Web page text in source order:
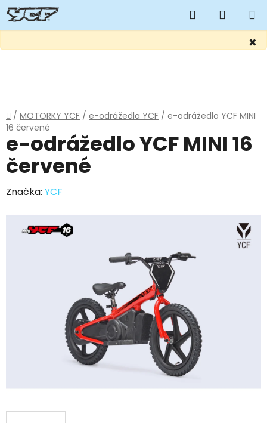
×
Hledat
KOŠÍK
Domů
/ MOTORKY YCF / e-odrážedla YCF / e-odrážedlo YCF MINI
16 červené
e-odrážedlo YCF MINI 16
červené
Značka: YCF